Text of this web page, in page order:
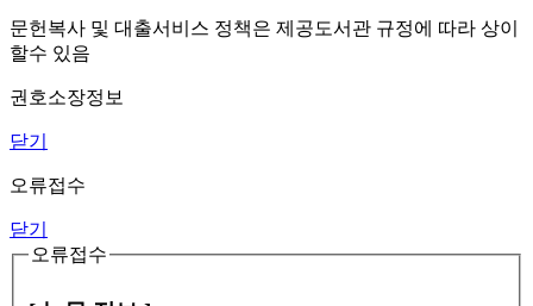
문헌복사 및 대출서비스 정책은 제공도서관 규정에 따라 상이
할수 있음
권호소장정보
닫기
오류접수
닫기
오류접수